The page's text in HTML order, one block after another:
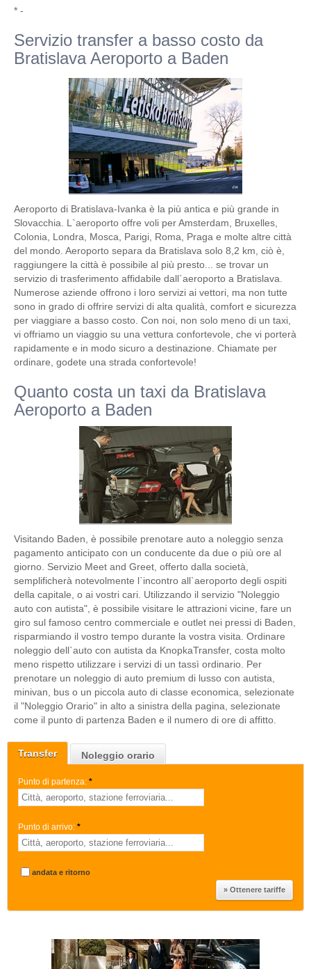
Transfer Noleggio orario
Punto di partenza: *
Punto di arrivo: *
andata e ritorno
* -
Servizio transfer a basso costo da
Bratislava Aeroporto a Baden
Aeroporto di Bratislava-Ivanka è la più antica e più grande in
Slovacchia. L`aeroporto offre voli per Amsterdam, Bruxelles,
Colonia, Londra, Mosca, Parigi, Roma, Praga e molte altre città
del mondo. Aeroporto separa da Bratislava solo 8,2 km, ciò è,
raggiungere la città è possibile al più presto... se trovar un
servizio di trasferimento affidabile dall`aeroporto a Bratislava.
Numerose aziende offrono i loro servizi ai vettori, ma non tutte
sono in grado di offrire servizi di alta qualità, comfort e sicurezza
per viaggiare a basso costo. Con noi, non solo meno di un taxi,
vi offriamo un viaggio su una vettura confortevole, che vi porterà
rapidamente e in modo sicuro a destinazione. Chiamate per
ordinare, godete una strada confortevole!
Quanto costa un taxi da Bratislava
Aeroporto a Baden
Visitando Baden, è possibile prenotare auto a noleggio senza
pagamento anticipato con un conducente da due o più ore al
giorno. Servizio Meet and Greet, offerto dalla società,
semplificherà notevolmente l`incontro all`aeroporto degli ospiti
della capitale, o ai vostri cari. Utilizzando il servizio "Noleggio
auto con autista", è possibile visitare le attrazioni vicine, fare un
giro sul famoso centro commerciale e outlet nei pressi di Baden,
risparmiando il vostro tempo durante la vostra visita. Ordinare
noleggio dell`auto con autista da KnopkaTransfer, costa molto
meno rispetto utilizzare i servizi di un tassì ordinario. Per
prenotare un noleggio di auto premium di lusso con autista,
minivan, bus o un piccola auto di classe economica, selezionate
il "Noleggio Orario" in alto a sinistra della pagina, selezionate
come il punto di partenza Baden e il numero di ore di affitto.